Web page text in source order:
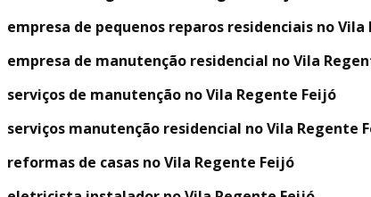
empresa de pequenos reparos residenciais no Vila
empresa de manutenção residencial no Vila
serviços de manutenção no Vila Regente Feijó
serviços manutenção residencial no Vila Regente
reformas de casas no Vila Regente Feijó